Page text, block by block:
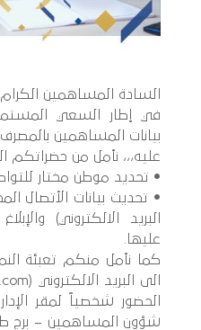
السادة المساهمين
في إطار السعي
بيانات المساهمين بالمصرف.
عليه،،، نأمل من حضراتكم
• تحديد موطن مختار
• تحديث بيانات الأتصال
البريد الالكتروني)
عليها.
كما نأمل منكم تعبئة
الحضور شخصياً لمقر